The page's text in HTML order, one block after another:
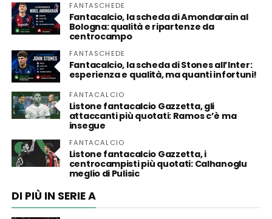
FANTASCHEDE
Fantacalcio, la scheda di Amondarain al
Bologna: qualità e ripartenze da
centrocampo
FANTASCHEDE
Fantacalcio, la scheda di Stones all’Inter:
esperienza e qualità, ma quanti infortuni!
FANTACALCIO
Listone fantacalcio Gazzetta, gli
attaccanti più quotati: Ramos c’è ma
insegue
FANTACALCIO
Listone fantacalcio Gazzetta, i
centrocampisti più quotati: Calhanoglu
meglio di Pulisic
DI PIÙ IN SERIE A